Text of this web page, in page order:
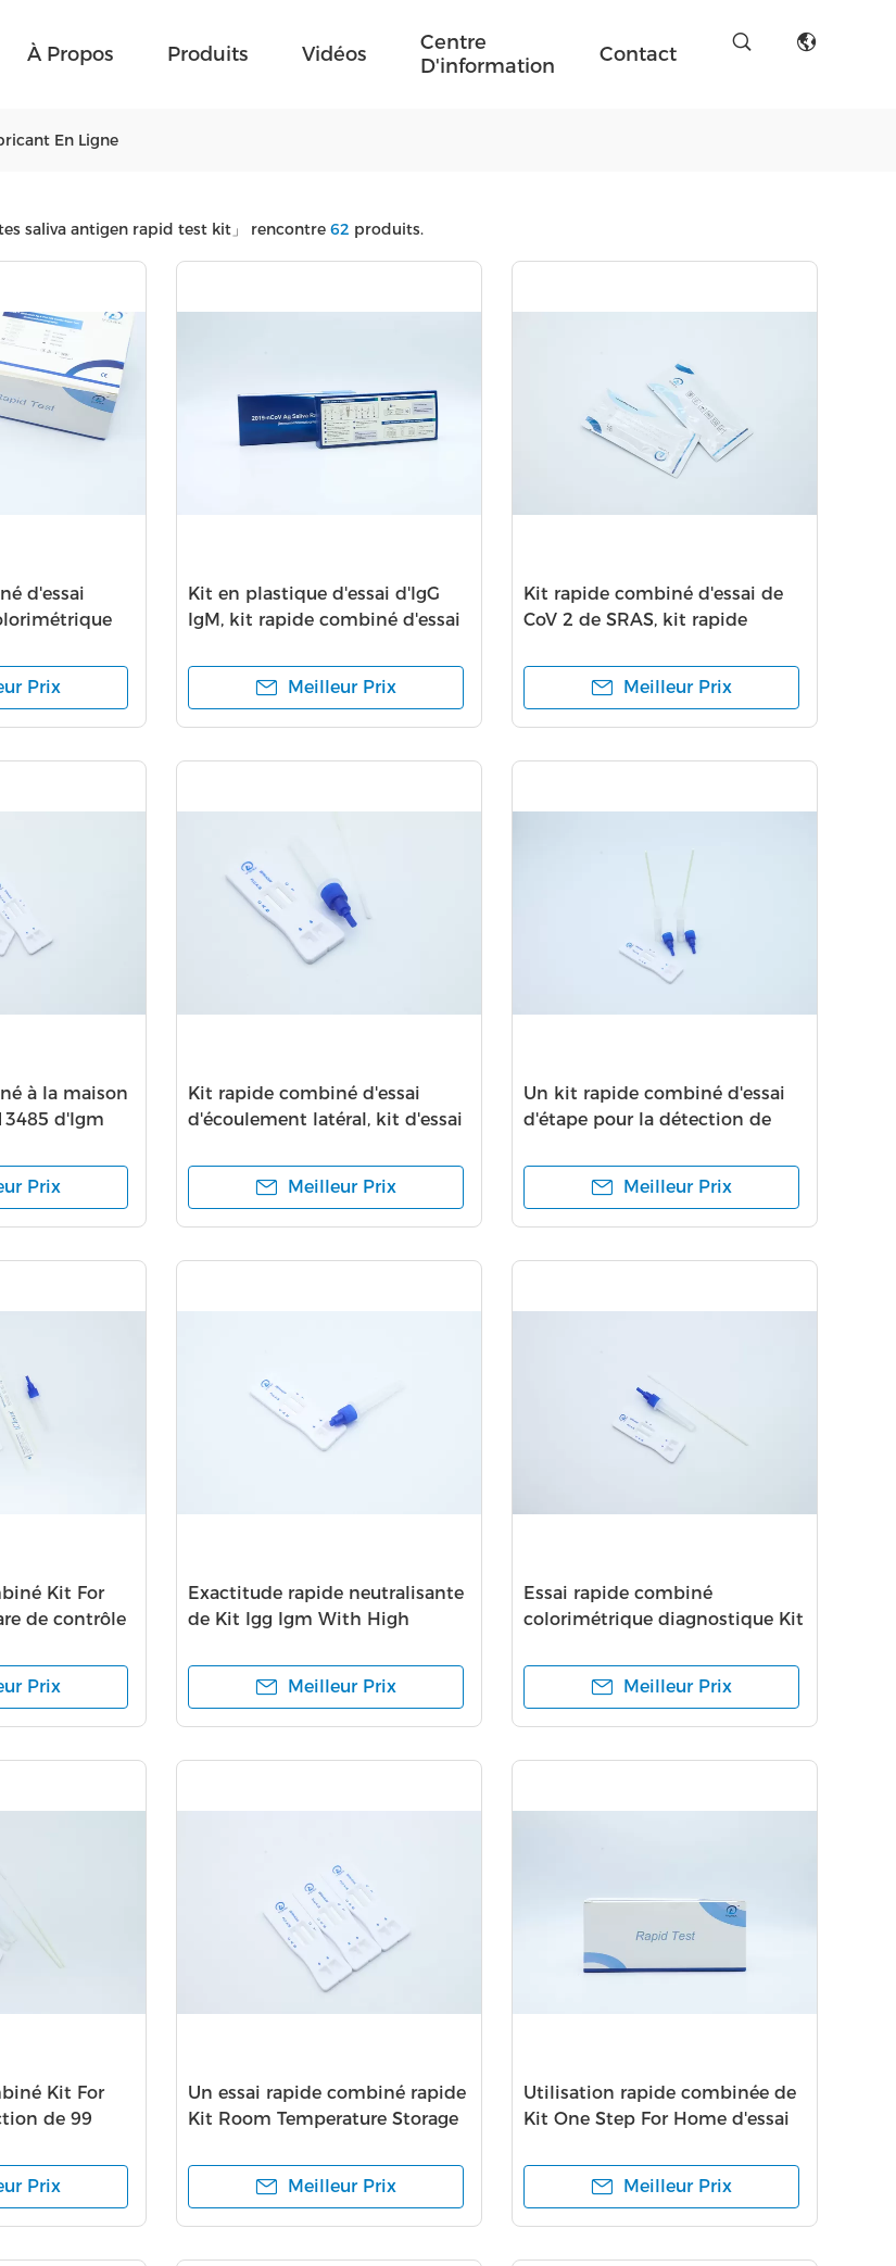
À Propos Produits Vidéos
Centre
D'information
Contact
En Ligne
saliva antigen rapid test kit」 rencontre 62 produits.
d'essai
Prix
Kit en plastique d'essai d'IgG
IgM, kit rapide combiné d'essai
Meilleur Prix
Kit rapide combiné d'essai de
CoV 2 de SRAS, kit rapide
Meilleur Prix
à la maison
d'Igm
Prix
Kit rapide combiné d'essai
d'écoulement latéral, kit d'essai
Meilleur Prix
Un kit rapide combiné d'essai
d'étape pour la détection de
grave
Meilleur Prix
Kit For
de contrôle
Prix
Exactitude rapide neutralisante
de Kit Igg Igm With High
Meilleur Prix
Essai rapide combiné
colorimétrique diagnostique Kit
Meilleur Prix
Kit For
de 99
Prix
Un essai rapide combiné rapide
Kit Room Temperature Storage
Meilleur Prix
Utilisation rapide combinée de
Kit One Step For Home d'essai
Meilleur Prix